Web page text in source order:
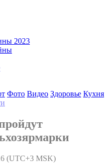
2023
Фото Видео Здоровье Кухня
(UTC+3 MSK)